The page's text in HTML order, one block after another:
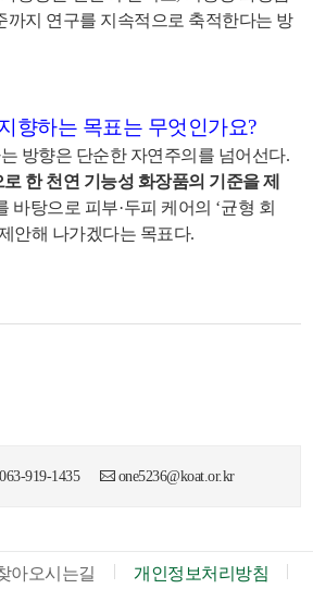
까지 연구를 지속적으로 축적한다는 방
향하는 목표는 무엇인가요?
방향은 단순한 자연주의를 넘어선다.
한 천연 기능성 화장품의 기준을 제
바탕으로 피부·두피 케어의 ‘균형 회
안해 나가겠다는 목표다.
063-919-1435 one5236@koat.or.kr
아오시는길 개인정보처리방침